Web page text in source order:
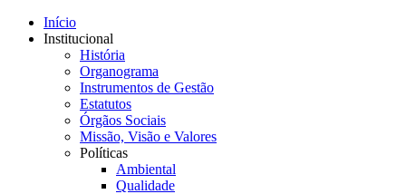
Início
Institucional
História
Organograma
Instrumentos de Gestão
Estatutos
Órgãos Sociais
Missão, Visão e Valores
Políticas
Ambiental
Qualidade